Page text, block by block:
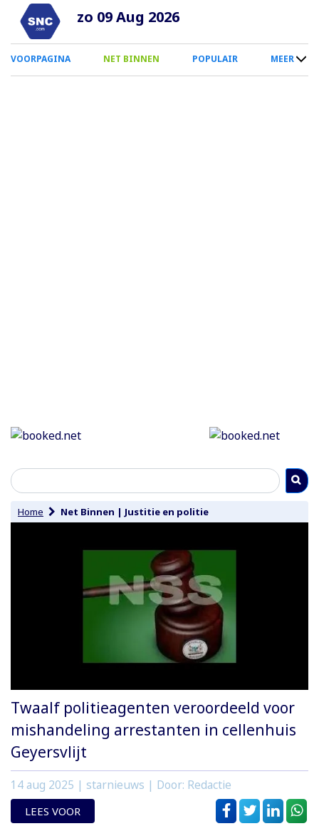
Overslaan
naar
inhoud
zo 09 Aug 2026
0
Smartphone
VOORPAGINA NET BINNEN POPULAIR MEER
Home Net Binnen | Justitie en politie
Twaalf politieagenten veroordeeld voor
mishandeling arrestanten in cellenhuis
Geyersvlijt
14 aug 2025 | starnieuws | Door: Redactie
LEES VOOR